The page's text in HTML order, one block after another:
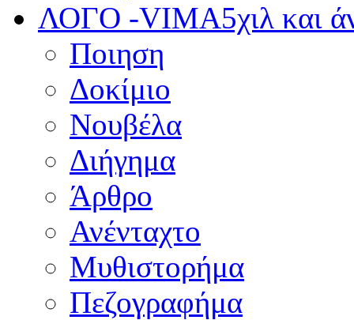
ΛΟΓΟ -VIMA5χιλ και
Ποιηση
Δοκίμιο
Νουβέλα
Διήγημα
Άρθρο
Ανένταχτο
Μυθιστορήμα
Πεζογραφήμα